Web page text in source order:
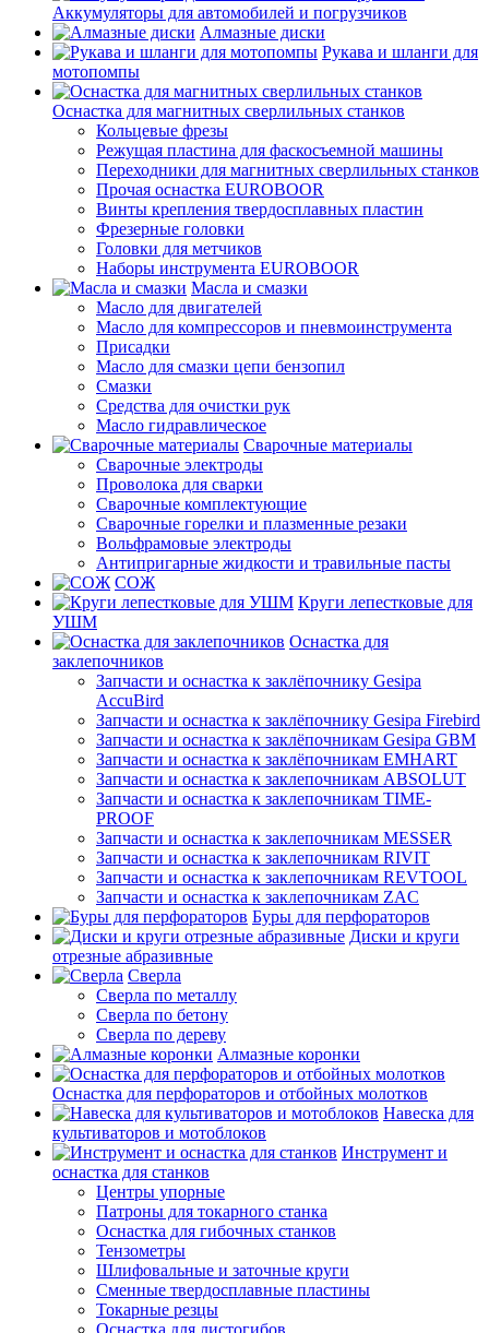
Аккумуляторы для автомобилей и погрузчиков
Алмазные диски
Рукава и шланги для
мотопомпы
Оснастка для магнитных сверлильных станков
Кольцевые фрезы
Режущая пластина для фаскосъемной машины
Переходники для магнитных сверлильных станков
Прочая оснастка EUROBOOR
Винты крепления твердосплавных пластин
Фрезерные головки
Головки для метчиков
Наборы инструмента EUROBOOR
Масла и смазки
Масло для двигателей
Масло для компрессоров и пневмоинструмента
Присадки
Масло для смазки цепи бензопил
Смазки
Средства для очистки рук
Масло гидравлическое
Сварочные материалы
Сварочные электроды
Проволока для сварки
Сварочные комплектующие
Сварочные горелки и плазменные резаки
Вольфрамовые электроды
Антипригарные жидкости и травильные пасты
СОЖ
Круги лепестковые для
УШМ
Оснастка для
заклепочников
Запчасти и оснастка к заклёпочнику Gesipa
AccuBird
Запчасти и оснастка к заклёпочнику Gesipa Firebird
Запчасти и оснастка к заклёпочникам Gesipa GBM
Запчасти и оснастка к заклёпочникам EMHART
Запчасти и оснастка к заклепочникам ABSOLUT
Запчасти и оснастка к заклепочникам TIME-
PROOF
Запчасти и оснастка к заклепочникам MESSER
Запчасти и оснастка к заклепочникам RIVIT
Запчасти и оснастка к заклепочникам REVTOOL
Запчасти и оснастка к заклепочникам ZAC
Буры для перфораторов
Диски и круги
отрезные абразивные
Сверла
Сверла по металлу
Сверла по бетону
Сверла по дереву
Алмазные коронки
Оснастка для перфораторов и отбойных молотков
Навеска для
культиваторов и мотоблоков
Инструмент и
оснастка для станков
Центры упорные
Патроны для токарного станка
Оснастка для гибочных станков
Тензометры
Шлифовальные и заточные круги
Сменные твердосплавные пластины
Токарные резцы
Оснастка для листогибов